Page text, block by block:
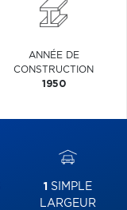
ANNÉE DE
CONSTRUCTION
1950
1 SIMPLE
LARGEUR